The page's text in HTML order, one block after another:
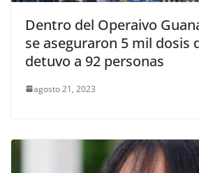
Dentro del Operaivo
se aseguraron 5 mil dosis
detuvo a 92 personas
agosto 21, 2023